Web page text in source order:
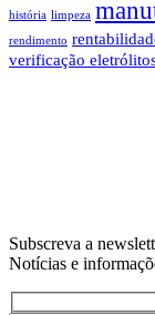
história limpeza
rendimento
verificação
Subscreva a
Notícias e